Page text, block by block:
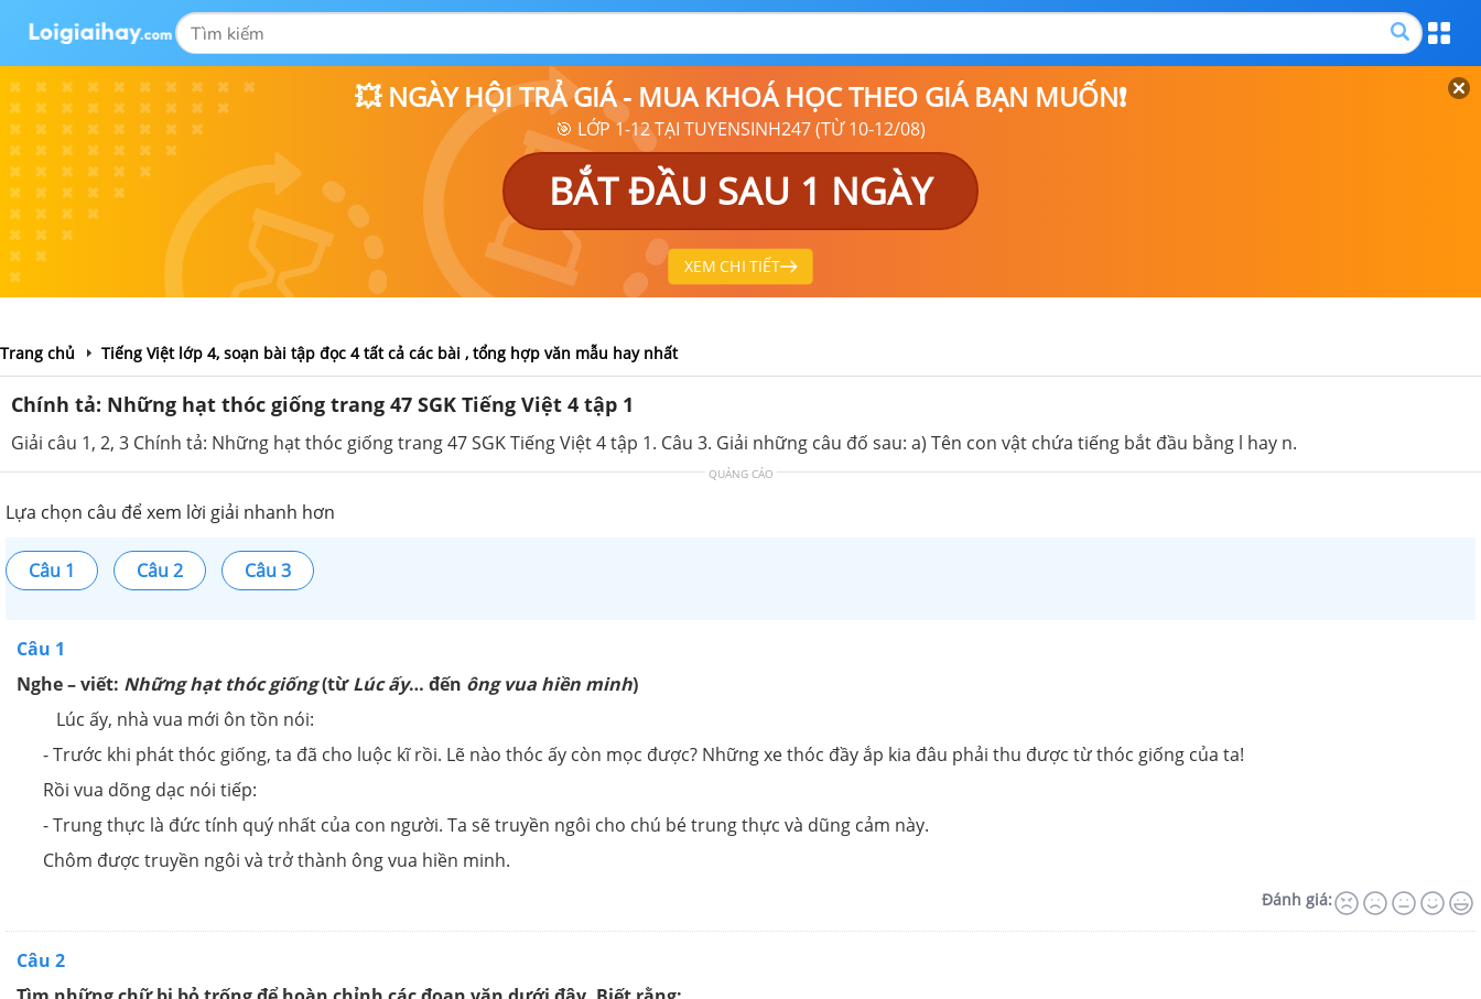
💥 NGÀY HỘI TRẢ GIÁ - MUA KHOÁ HỌC THEO GIÁ BẠN MUỐN❗
🎯 LỚP 1-12 TẠI TUYENSINH247 (TỪ 10-12/08)
BẮT ĐẦU SAU 1 NGÀY
XEM CHI TIẾT
Trang chủ Tiếng Việt lớp 4, soạn bài tập đọc 4 tất cả các bài , tổng hợp văn mẫu hay nhất
Chính tả: Những hạt thóc giống trang 47 SGK Tiếng Việt 4 tập 1
Giải câu 1, 2, 3 Chính tả: Những hạt thóc giống trang 47 SGK Tiếng Việt 4 tập 1. Câu 3. Giải những câu đố sau: a) Tên con vật chứa tiếng bắt đầu bằng l hay n.
QUẢNG CÁO
Lựa chọn câu để xem lời giải nhanh hơn
Câu 1 Câu 2 Câu 3
Câu 1
Nghe – viết: Những hạt thóc giống(từLúc ấy… đến ông vua hiền minh)
Lúc ấy, nhà vua mới ôn tồn nói:
- Trước khi phát thóc giống, ta đã cho luộc kĩ rồi. Lẽ nào thóc ấy còn mọc được? Những xe thóc đầy ắp kia đâu phải thu được từ thóc giống của ta!
Rồi vua dõng dạc nói tiếp:
- Trung thực là đức tính quý nhất của con người. Ta sẽ truyền ngôi cho chú bé trung thực và dũng cảm này.
Chôm được truyền ngôi và trở thành ông vua hiền minh.
Đánh giá:
Câu 2